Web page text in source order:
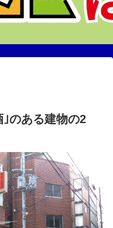
のある建物の2